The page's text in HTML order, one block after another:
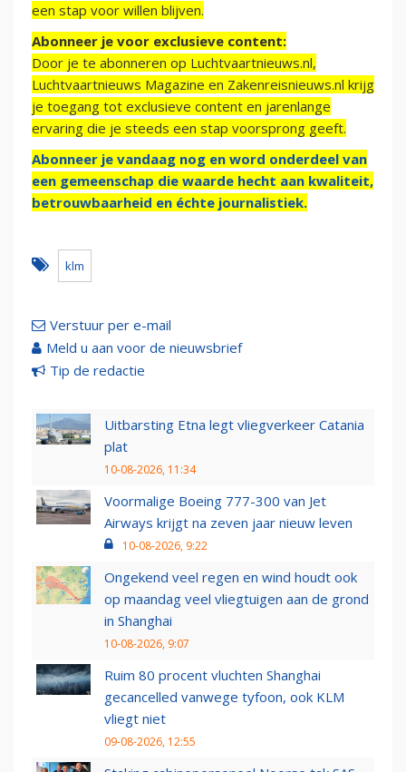
een stap voor willen blijven.
Abonneer je voor exclusieve content:
Door je te abonneren op Luchtvaartnieuws.nl,
Luchtvaartnieuws Magazine en Zakenreisnieuws.nl krijg
je toegang tot exclusieve content en jarenlange
ervaring die je steeds een stap voorsprong geeft.
Abonneer je vandaag nog en word onderdeel van
een gemeenschap die waarde hecht aan kwaliteit,
betrouwbaarheid en échte journalistiek.
klm
Verstuur per e-mail
Meld u aan voor de nieuwsbrief
Tip de redactie
Uitbarsting Etna legt vliegverkeer Catania
plat
10-08-2026, 11:34
Voormalige Boeing 777-300 van Jet
Airways krijgt na zeven jaar nieuw leven
10-08-2026, 9:22
Ongekend veel regen en wind houdt ook
op maandag veel vliegtuigen aan de grond
in Shanghai
10-08-2026, 9:07
Ruim 80 procent vluchten Shanghai
gecancelled vanwege tyfoon, ook KLM
vliegt niet
09-08-2026, 12:55